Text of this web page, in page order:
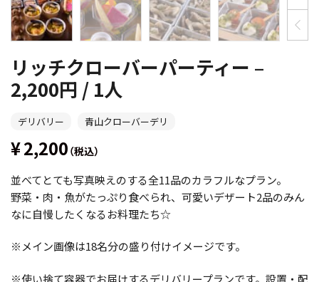
リッチクローバーパーティー –
2,200円 / 1人
デリバリー 青山クローバーデリ
2,200（税込）
並べてとても写真映えのする全11品のカラフルなプラン。
野菜・肉・魚がたっぷり食べられ、可愛いデザート2品のみん
なに自慢したくなるお料理たち☆
※メイン画像は18名分の盛り付けイメージです。
※使い捨て容器でお届けするデリバリープランです。設置・配